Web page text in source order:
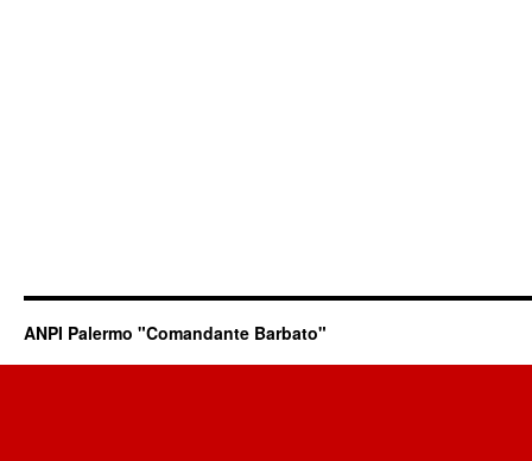
ANPI Palermo "Comandante Barbato"